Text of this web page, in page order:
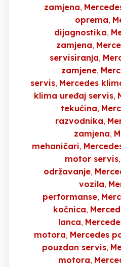
zamjena
oprema
dijagnostika
zamjena
servisiranja
zamjene
servis Mercedes
klima uređaj servis
tekućina
razvodnika
zamjena
mehaničari
motor servis
održavanje
vozila
performanse
kočnica
lanca
motora Mercedes
pouzdan servis
motora